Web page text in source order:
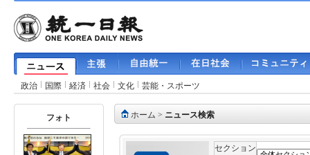
政治 国際 経済 社会 文化 芸能・スポーツ
フォト ホーム > ニュース検索
セクション